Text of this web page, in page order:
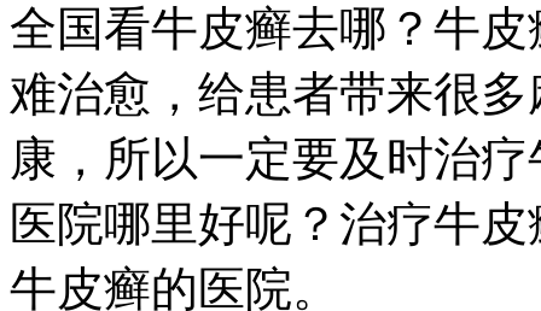
全国看牛皮癣去哪？牛
难治愈，给患者带来很
康，所以一定要及时治
医院哪里好呢？治疗牛
牛皮癣的医院。